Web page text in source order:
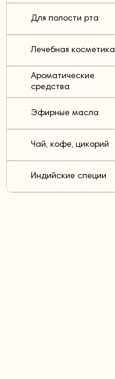
Для полости рта
Лечебная косметика
Ароматические
средства
Эфирные масла
Чай, кофе, цикорий
Индийские специи